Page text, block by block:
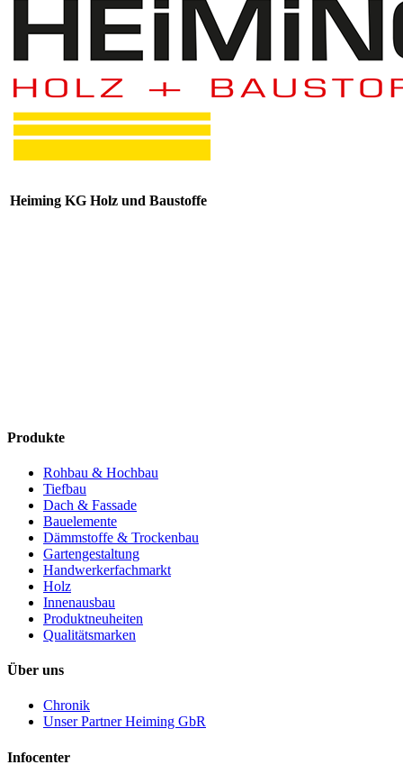
Heiming KG Holz und Baustoffe
Produkte
Rohbau & Hochbau
Tiefbau
Dach & Fassade
Bauelemente
Dämmstoffe & Trockenbau
Gartengestaltung
Handwerkerfachmarkt
Holz
Innenausbau
Produktneuheiten
Qualitätsmarken
Über uns
Chronik
Unser Partner Heiming GbR
Infocenter